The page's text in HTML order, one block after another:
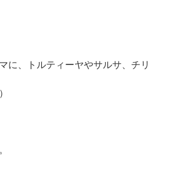
に、トルティーヤやサルサ、チリ